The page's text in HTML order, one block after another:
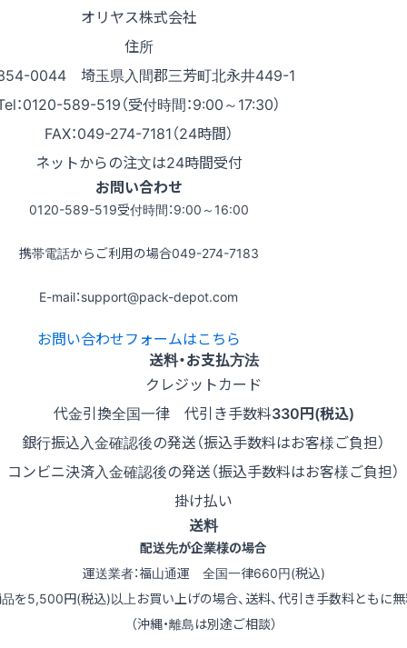
オリヤス株式会社
住所
0044 埼玉県入間郡三芳町北永井449-1
：0120-589-519（受付時間：9:00～17:30）
FAX：049-274-7181（24時間）
ネットからの注文は24時間受付
お問い合わせ
0120-589-519受付時間：9:00～16:00
携帯電話からご利用の場合049-274-7183
E-mail：support@pack-depot.com
お問い合わせフォームはこちら
送料・お支払方法
クレジットカード
代金引換全国一律 代引き手数料330円(税込)
銀行振込入金確認後の発送（振込手数料はお客様ご負担）
コンビニ決済入金確認後の発送（振込手数料はお客様ご負担）
掛け払い
送料
配送先が企業様の場合
運送業者：福山通運 全国一律660円(税込)
品を5,500円(税込)以上お買い上げの場合、送料、代引き手数料ともに無
（沖縄・離島は別途ご相談）